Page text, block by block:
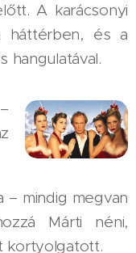
A karácsonyi
háttérben, és a
hangulatával.
– mindig megvan
Márti néni,
kortyolgatott.